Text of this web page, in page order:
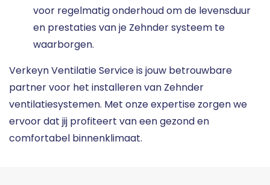
voor regelmatig onderhoud om de levensduur
en prestaties van je Zehnder systeem te
waarborgen.
Verkeyn Ventilatie Service is jouw betrouwbare
partner voor het installeren van Zehnder
ventilatiesystemen. Met onze expertise zorgen we
ervoor dat jij profiteert van een gezond en
comfortabel binnenklimaat.